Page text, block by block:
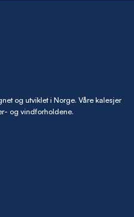
og utviklet i Norge. Våre kalesjer
og vindforholdene.